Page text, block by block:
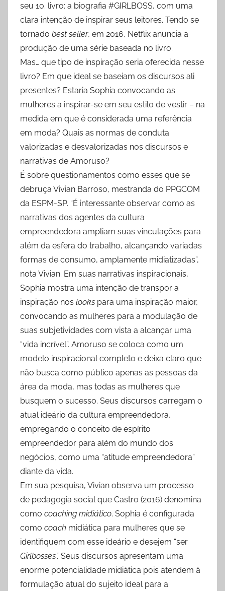
seu 1o. livro: a biografia #GIRLBOSS, com uma
clara intenção de inspirar seus leitores. Tendo se
tornado best seller, em 2016, Netflix anuncia a
produção de uma série baseada no livro.
Mas… que tipo de inspiração seria oferecida nesse
livro? Em que ideal se baseiam os discursos ali
presentes? Estaria Sophia convocando as
mulheres a inspirar-se em seu estilo de vestir – na
medida em que é considerada uma referência
em moda? Quais as normas de conduta
valorizadas e desvalorizadas nos discursos e
narrativas de Amoruso?
É sobre questionamentos como esses que se
debruça Vivian Barroso, mestranda do PPGCOM
da ESPM-SP. “É interessante observar como as
narrativas dos agentes da cultura
empreendedora ampliam suas vinculações para
além da esfera do trabalho, alcançando variadas
formas de consumo, amplamente midiatizadas”,
nota Vivian. Em suas narrativas inspiracionais,
Sophia mostra uma intenção de transpor a
inspiração nos looks para uma inspiração maior,
convocando as mulheres para a modulação de
suas subjetividades com vista a alcançar uma
“vida incrível”. Amoruso se coloca como um
modelo inspiracional completo e deixa claro que
não busca como público apenas as pessoas da
área da moda, mas todas as mulheres que
busquem o sucesso. Seus discursos carregam o
atual ideário da cultura empreendedora,
empregando o conceito de espírito
empreendedor para além do mundo dos
negócios, como uma “atitude empreendedora”
diante da vida.
Em sua pesquisa, Vivian observa um processo
de pedagogia social que Castro (2016) denomina
como coaching midiático. Sophia é configurada
como coach midiática para mulheres que se
identifiquem com esse ideário e desejem “ser
Girlbosses”. Seus discursos apresentam uma
enorme potencialidade midiática pois atendem à
formulação atual do sujeito ideal para a